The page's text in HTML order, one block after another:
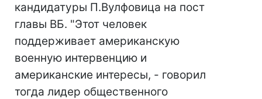
кандидатуры П.Вулфовица на пост
главы ВБ. "Этот человек
поддерживает американскую
военную интервенцию и
американские интересы, - говорил
тогда лидер общественного